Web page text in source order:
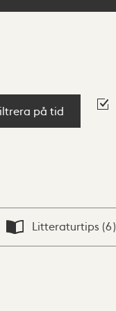
på tid
Litteraturtips (6)